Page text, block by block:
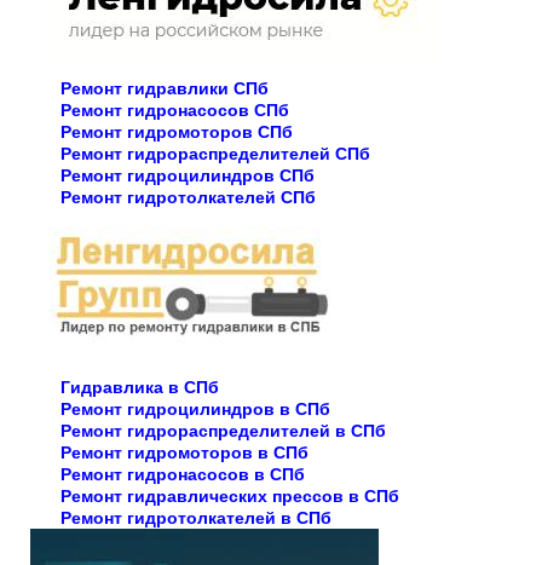
Ремонт гидравлики СПб
Ремонт гидронасосов СПб
Ремонт гидромоторов СПб
Ремонт гидрораспределителей СПб
Ремонт гидроцилиндров СПб
Ремонт гидротолкателей СПб
Гидравлика в СПб
Ремонт гидроцилиндров в СПб
Ремонт гидрораспределителей в СПб
Ремонт гидромоторов в СПб
Ремонт гидронасосов в СПб
Ремонт гидравлических прессов в СПб
Ремонт гидротолкателей в СПб